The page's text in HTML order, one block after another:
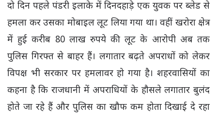
दो दिन पहले पंडरी इलाके में दिनदहाड़े एक युवक पर ब्लेड से
हमला कर उसका मोबाइल लूट लिया गया था। वहीं खरोरा क्षेत्र
में हुई करीब 80 लाख रुपये की लूट के आरोपी अब तक
पुलिस गिरफ्त से बाहर हैं। लगातार बढ़ते अपराधों को लेकर
विपक्ष भी सरकार पर हमलावर हो गया है। शहरवासियों का
कहना है कि राजधानी में अपराधियों के हौसले लगातार बुलंद
होते जा रहे हैं और पुलिस का खौफ कम होता दिखाई दे रहा